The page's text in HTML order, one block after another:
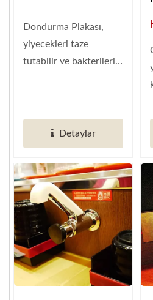
Dondurma Plakası,
yiyecekleri taze
tutabilir ve bakterilerin
Detaylar